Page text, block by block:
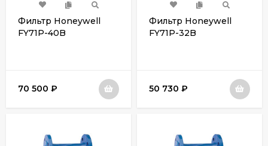
Фильтр Honeywell
FY71P-40B
70 500 ₽
Фильтр Honeywell
FY71P-32B
50 730 ₽